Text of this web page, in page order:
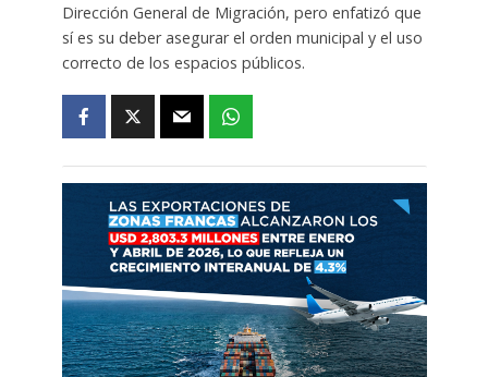
Dirección General de Migración, pero enfatizó que
sí es su deber asegurar el orden municipal y el uso
correcto de los espacios públicos.